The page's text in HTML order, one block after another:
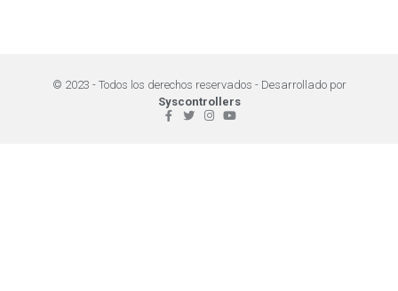
© 2023 - Todos los derechos reservados - Desarrollado por
Syscontrollers